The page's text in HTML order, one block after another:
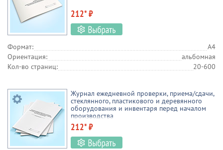
212* ₽
Формат:
А4
Ориентация:
альбомная
Кол-во страниц:
20-600
Журнал ежедневной проверки, приема/сдачи,
стеклянного, пластикового и деревянного
оборудования и инвентаря перед началом
производства
212* ₽